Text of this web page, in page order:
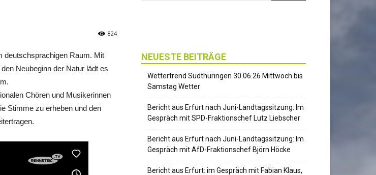
824
deutschsprachigen Raum. Mit
Neubeginn der Natur lädt es
Chören und Musikerinnen
Stimme zu erheben und den
NEUESTE BEITRÄGE
Wettertrend Südthüringen 30.06.26 Mittwoch bis
Samstag Wetter
Bericht aus Erfurt nach Juni-Landtagssitzung: Im
Gespräch mit SPD-Fraktionschef Lutz Liebscher
Bericht aus Erfurt nach Juni-Landtagssitzung: Im
Gespräch mit AfD-Fraktionschef Björn Höcke
Bericht aus Erfurt: im Gespräch mit Fabian Klaus,